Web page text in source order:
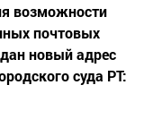
возможности
почтовых
новый адрес
суда РТ: